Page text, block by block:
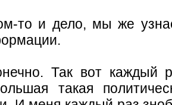
то и дело, мы же
Так вот каждый
такая